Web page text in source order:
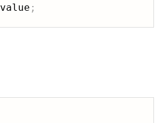
value ;